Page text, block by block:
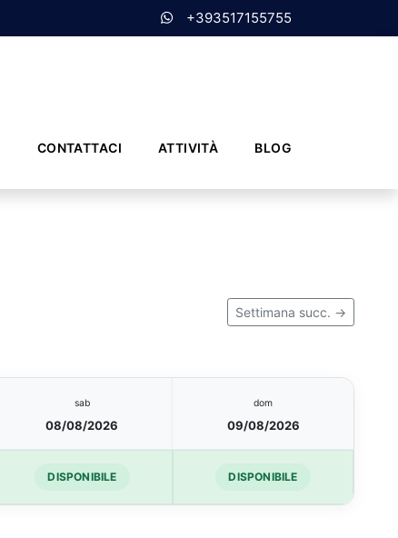
+393517155755
CONTATTACI ATTIVITÀ BLOG
Settimana succ. →
sab
08/08/2026
dom
09/08/2026
DISPONIBILE DISPONIBILE